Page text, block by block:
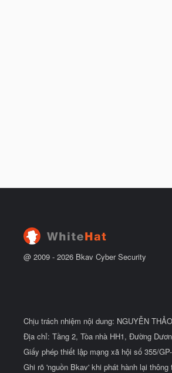
@ 2009 - 2026 Bkav Cyber Security
Chịu trách nhiệm nội dung: NGUYỄN
Địa chỉ: Tầng 2, Tòa nhà HH1, Đường
Giấy phép thiết lập mạng xã hội số 355/
Ghi rõ 'nguồn Bkav' khi phát hành lại